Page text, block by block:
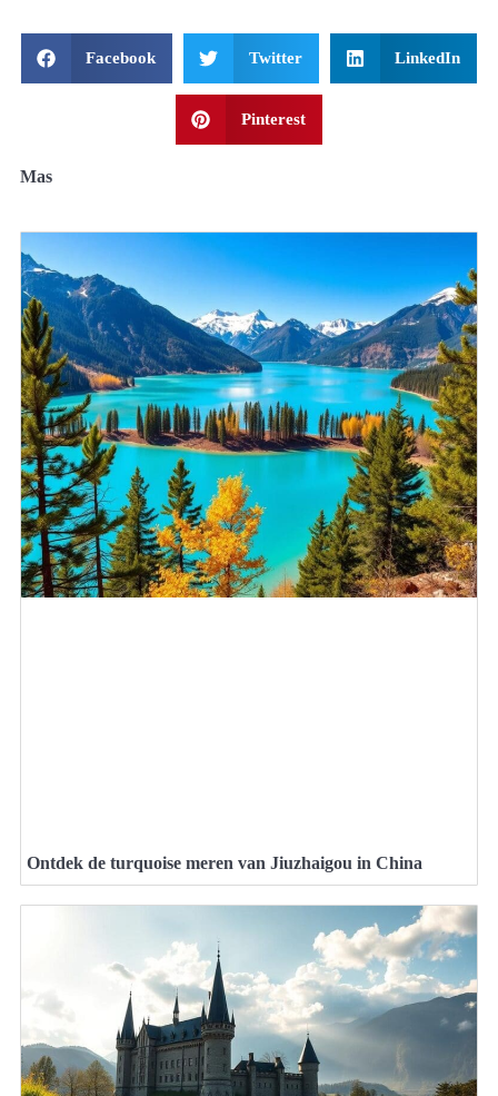
Facebook Twitter LinkedIn
Pinterest
Mas
Ontdek de turquoise meren van Jiuzhaigou in China